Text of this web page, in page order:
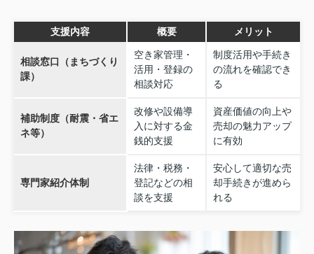
支援内容 概要 メリット
相談窓口（まちづくり
課）
空き家管理・
活用・登録の
相談対応
制度活用や手続き
の流れを確認でき
る
補助制度（耐震・省エ
ネ等）
改修や設備導
入に対する金
銭的支援
資産価値の向上や
売却の魅力アップ
に有効
専門家紹介体制
法律・税務・
登記などの相
談を支援
安心して適切な売
却手続きが進めら
れる